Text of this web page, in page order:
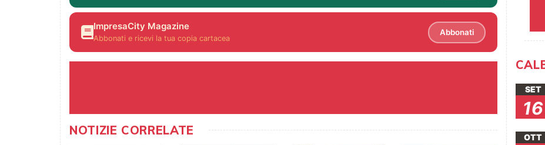
ImpresaCity Magazine
Abbonati e ricevi la tua copia cartacea
Abbonati
NOTIZIE CORRELATE
SET
16
OTT